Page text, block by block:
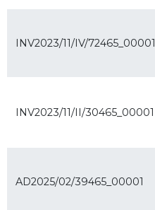
INV2023/11/IV/72465_00001
INV2023/11/II/30465_00001
AD2025/02/39465_00001